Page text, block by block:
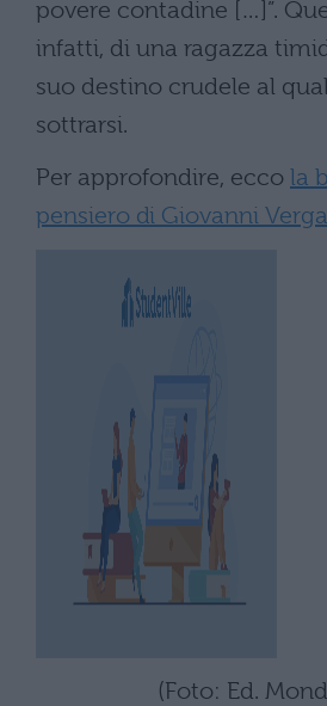
povere contadine […]”.
infatti, di una ragazza
suo destino crudele al
sottrarsi.
Per approfondire, ecco la
pensiero di Giovanni Verga
(Foto: Ed.